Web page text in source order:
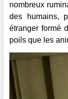
nombreux
des humains,
étranger formé
poils que les